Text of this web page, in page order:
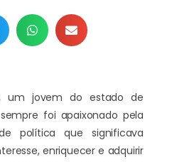
um jovem do estado de
foi apaixonado pela
política que significava
enriquecer e adquirir